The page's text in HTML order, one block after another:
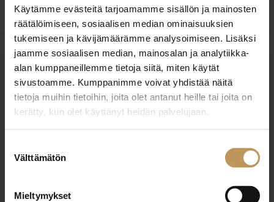
Käytämme evästeitä tarjoamamme sisällön ja mainosten
räätälöimiseen, sosiaalisen median ominaisuuksien
tukemiseen ja kävijämäärämme analysoimiseen. Lisäksi
jaamme sosiaalisen median, mainosalan ja analytiikka-
alan kumppaneillemme tietoja siitä, miten käytät
sivustoamme. Kumppanimme voivat yhdistää näitä
tietoja muihin tietoihin, joita olet antanut heille tai joita on
kerätty, kun olet käyttänyt heidän palvelujaan.
valinta
Välttämätön
Mieltymykset
OTA YHTEYTTÄ
Miten voin auttaa
Jätä yhteystietosi, niin otan yhteyttä